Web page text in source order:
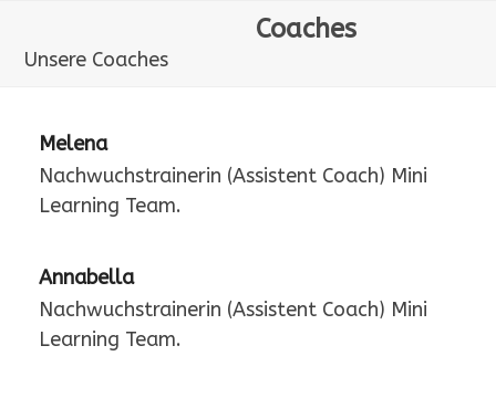
content
mobile
mobile
Coaches
Unsere Coaches
Melena
Nachwuchstrainerin (Assistent Coach) Mini
Learning Team.
Annabella
Nachwuchstrainerin (Assistent Coach) Mini
Learning Team.